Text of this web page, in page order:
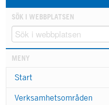
SÖK I WEBBPLATSEN
MENY
Start
Verksamhetsområden